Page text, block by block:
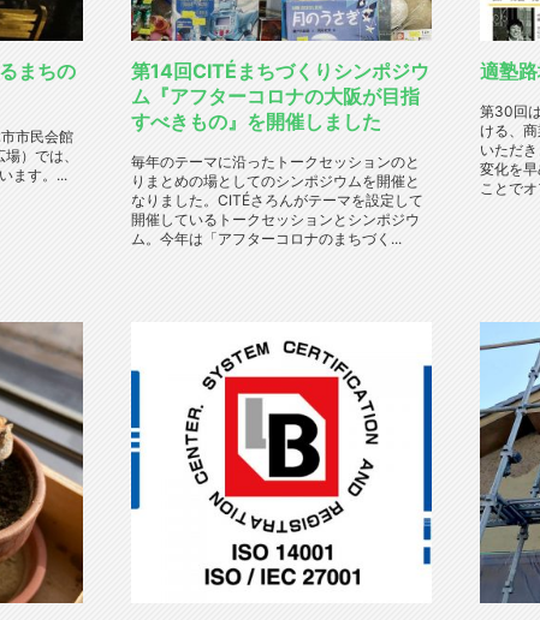
まちの
市民会館
）では、
ます。...
第14回CITÉまちづくりシンポジウ
ム『アフターコロナの大阪が目指
すべきもの』を開催しました
毎年のテーマに沿ったトークセッションのと
りまとめの場としてのシンポジウムを開催と
なりました。CITÉさろんがテーマを設定して
開催しているトークセッションとシンポジウ
ム。今年は「アフターコロナのまちづく...
適塾
第30回
ける、
いただ
変化を
ことで